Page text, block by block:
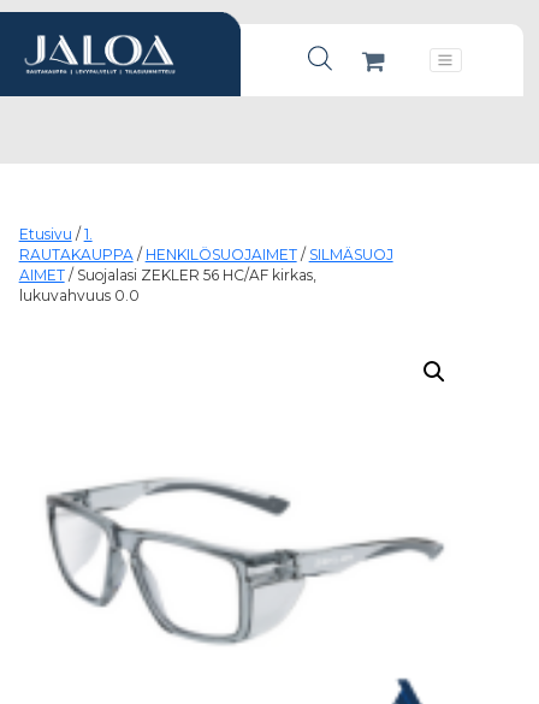
Products search
Päävalikko
Etusivu / 1.
RAUTAKAUPPA/ HENKILÖSUOJAIMET/ SILMÄSUOJ
AIMET/ Suojalasi ZEKLER 56 HC/AF kirkas,
lukuvahvuus 0.0